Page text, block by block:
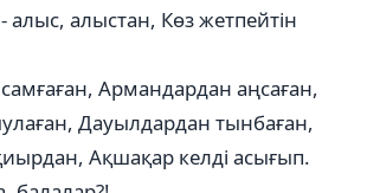
алыстан, Көз жетпейтін
Армандардан аңсаған,
Дауылдардан тынбаған,
Ақшақар келді асығып.